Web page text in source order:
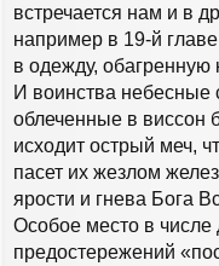
встречается нам и в
например в 19-й
в одежду,
И воинства небесные
облеченные в виссон
исходит острый меч,
пасет их жезлом
ярости и гнева Бога
Особое место в
предостережений